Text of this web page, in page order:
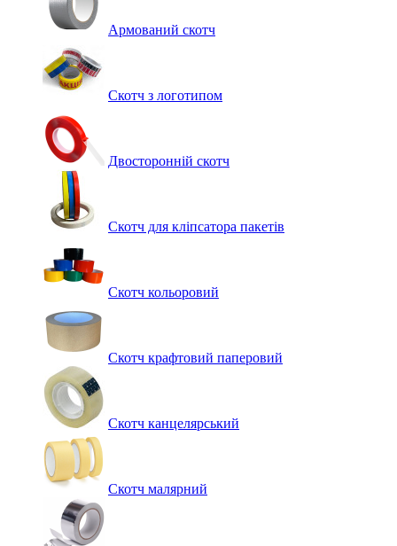
Армований скотч
Скотч з логотипом
Двосторонній скотч
Скотч для кліпсатора пакетів
Скотч кольоровий
Скотч крафтовий паперовий
Скотч канцелярський
Скотч малярний